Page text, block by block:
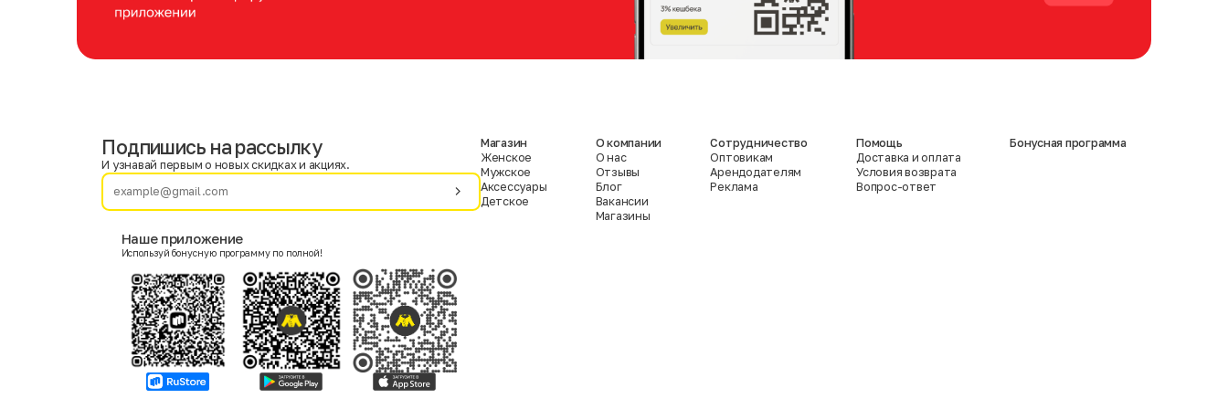
Фамилия
Женский
Согласие на получение чеков по электронной почте
Подпишись на рассылку
И узнавай первым о новых скидках и акциях.
Наше приложение
Используй бонусную программу по полной!
Магазин
Женское
Мужское
Аксессуары
Детское
О компании
О нас
Отзывы
Блог
Вакансии
Магазины
Сотрудничество
Оптовикам
Арендодателям
Реклама
Помощь
Доставка и оплата
Условия возврата
Вопрос-ответ
Бонусная программа